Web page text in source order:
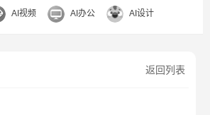
AI视频 AI办公 AI设计
返回列表